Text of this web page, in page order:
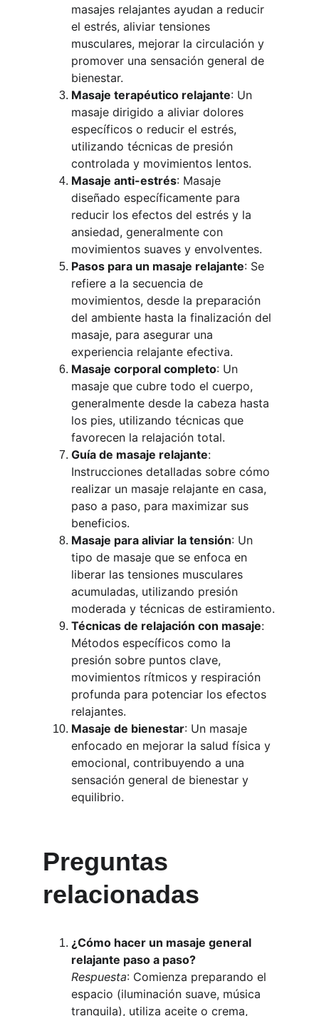
masajes relajantes ayudan a reducir
el estrés, aliviar tensiones
musculares, mejorar la circulación y
promover una sensación general de
bienestar.
Masaje terapéutico relajante: Un
masaje dirigido a aliviar dolores
específicos o reducir el estrés,
utilizando técnicas de presión
controlada y movimientos lentos.
Masaje anti-estrés: Masaje
diseñado específicamente para
reducir los efectos del estrés y la
ansiedad, generalmente con
movimientos suaves y envolventes.
Pasos para un masaje relajante: Se
refiere a la secuencia de
movimientos, desde la preparación
del ambiente hasta la finalización del
masaje, para asegurar una
experiencia relajante efectiva.
Masaje corporal completo: Un
masaje que cubre todo el cuerpo,
generalmente desde la cabeza hasta
los pies, utilizando técnicas que
favorecen la relajación total.
Guía de masaje relajante:
Instrucciones detalladas sobre cómo
realizar un masaje relajante en casa,
paso a paso, para maximizar sus
beneficios.
Masaje para aliviar la tensión: Un
tipo de masaje que se enfoca en
liberar las tensiones musculares
acumuladas, utilizando presión
moderada y técnicas de estiramiento.
Técnicas de relajación con masaje:
Métodos específicos como la
presión sobre puntos clave,
movimientos rítmicos y respiración
profunda para potenciar los efectos
relajantes.
Masaje de bienestar: Un masaje
enfocado en mejorar la salud física y
emocional, contribuyendo a una
sensación general de bienestar y
equilibrio.
Preguntas
relacionadas
¿Cómo hacer un masaje general
relajante paso a paso?
Respuesta: Comienza preparando el
espacio (iluminación suave, música
tranquila), utiliza aceite o crema,